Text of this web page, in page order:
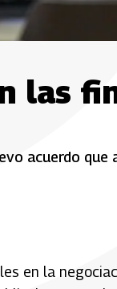
las
acuerdo
en la